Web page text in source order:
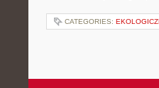
CATEGORIES: